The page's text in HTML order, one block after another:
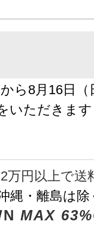
ら8月16日
いただきます
万円以上で送
縄・離島は
MAX